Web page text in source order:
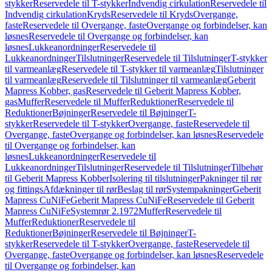
stykkerReservedele til T-stykkerIndvendig cirkulationReservedele til
Indvendig cirkulationKrydsReservedele til KrydsOvergange,
fasteReservedele til Overgange, fasteOvergange og forbindelser, kan
løsnesReservedele til Overgange og forbindelser, kan
løsnesLukkeanordningerReservedele til
LukkeanordningerTilslutningerReservedele til TilslutningerT-stykker
til varmeanlægReservedele til T-stykker til varmeanlægTilslutninger
til varmeanlægReservedele til Tilslutninger til varmeanlægGeberit
Mapress Kobber, gasReservedele til Geberit Mapress Kobber,
gasMufferReservedele til MufferReduktionerReservedele til
ReduktionerBøjningerReservedele til BøjningerT-
stykkerReservedele til T-stykkerOvergange, fasteReservedele til
Overgange, fasteOvergange og forbindelser, kan løsnesReservedele
til Overgange og forbindelser, kan
løsnesLukkeanordningerReservedele til
LukkeanordningerTilslutningerReservedele til TilslutningerTilbehør
til Geberit Mapress KobberIsolering til tilslutningerPakninger til rør
og fittingsAfdækninger til rørBeslag til rørSystempakningerGeberit
Mapress CuNiFeGeberit Mapress CuNiFeReservedele til Geberit
Mapress CuNiFeSystemrør 2.1972MufferReservedele til
MufferReduktionerReservedele til
ReduktionerBøjningerReservedele til BøjningerT-
stykkerReservedele til T-stykkerOvergange, fasteReservedele til
Overgange, fasteOvergange og forbindelser, kan løsnesReservedele
til Overgange og forbindelser, kan